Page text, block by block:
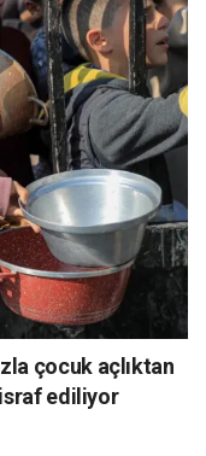
çocuk açlıktan
ediliyor